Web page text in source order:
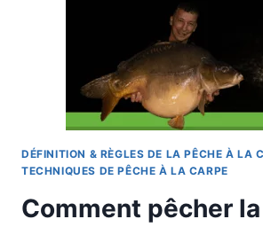
CARPE
DÉFINITION & RÈGLES DE LA PÊCHE À LA
TECHNIQUES DE PÊCHE À LA CARPE
Comment pêcher